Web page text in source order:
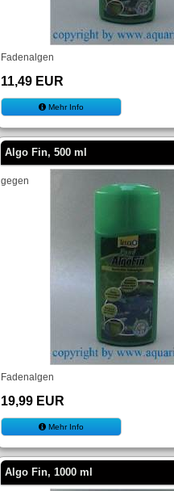
Fadenalgen
11,49 EUR
Mehr Info
Algo Fin, 500 ml
gegen
Fadenalgen
19,99 EUR
Mehr Info
Algo Fin, 1000 ml